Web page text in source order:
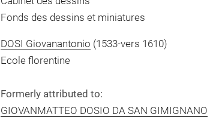
Fonds des dessins et miniatures
DOSI Giovanantonio (1533-vers 1610)
Ecole florentine
Formerly attributed to:
GIOVANMATTEO DOSIO DA SAN GIMIGNANO